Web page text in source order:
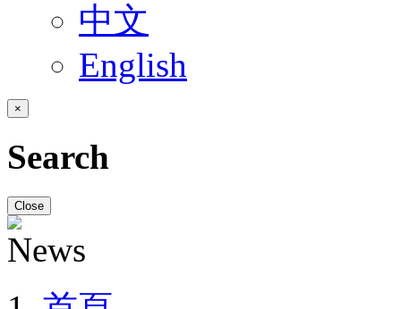
中文
English
×
Search
Close